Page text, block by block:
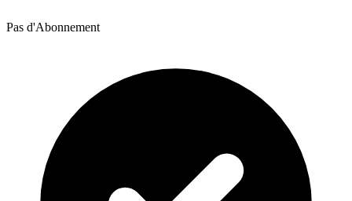
Pas d'Abonnement